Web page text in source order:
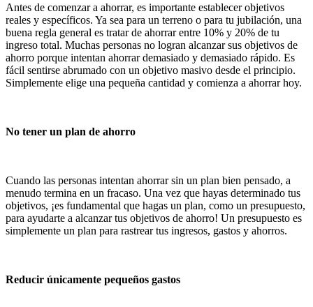
Antes de comenzar a ahorrar, es importante establecer objetivos
reales y específicos. Ya sea para un terreno o para tu jubilación, una
buena regla general es tratar de ahorrar entre 10% y 20% de tu
ingreso total. Muchas personas no logran alcanzar sus objetivos de
ahorro porque intentan ahorrar demasiado y demasiado rápido. Es
fácil sentirse abrumado con un objetivo masivo desde el principio.
Simplemente elige una pequeña cantidad y comienza a ahorrar hoy.
No tener un plan de ahorro
Cuando las personas intentan ahorrar sin un plan bien pensado, a
menudo termina en un fracaso. Una vez que hayas determinado tus
objetivos, ¡es fundamental que hagas un plan, como un presupuesto,
para ayudarte a alcanzar tus objetivos de ahorro! Un presupuesto es
simplemente un plan para rastrear tus ingresos, gastos y ahorros.
Reducir únicamente pequeños gastos